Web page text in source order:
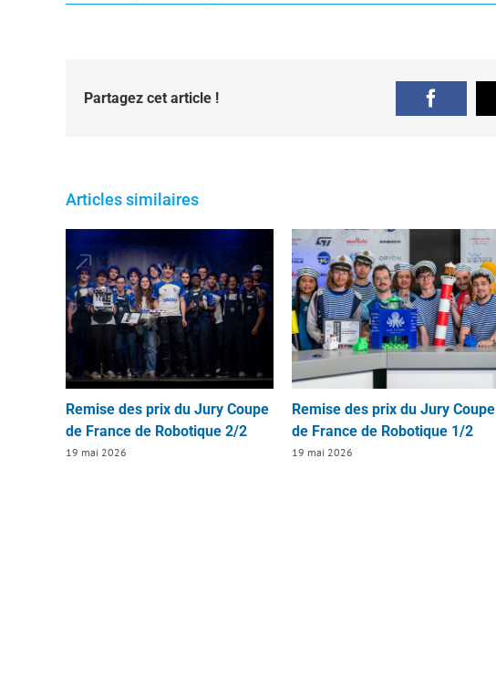
Partagez cet article ! Facebook
Articles similaires
Remise des prix du Jury Coupe
de France de Robotique 2/2
19 mai 2026
Remise des prix du Jury Coupe
de France de Robotique 1/2
19 mai 2026